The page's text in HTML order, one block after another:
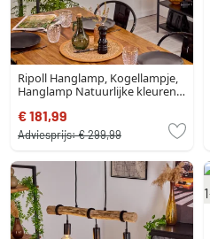
Ripoll Hanglamp, Kogellampje,
Hanglamp Natuurlijke kleuren,
€ 181,99
Adviesprijs:€ 299,99